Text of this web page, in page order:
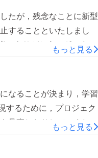
たが，残念なことに新型
することといたしまし
ありがとうございまし
経験をさせていただきま
もっと見る
なることが決まり，学習
るために，プロジェク
見直したりしていました
を中止することになりま
アイデアを実現した
もっと見る